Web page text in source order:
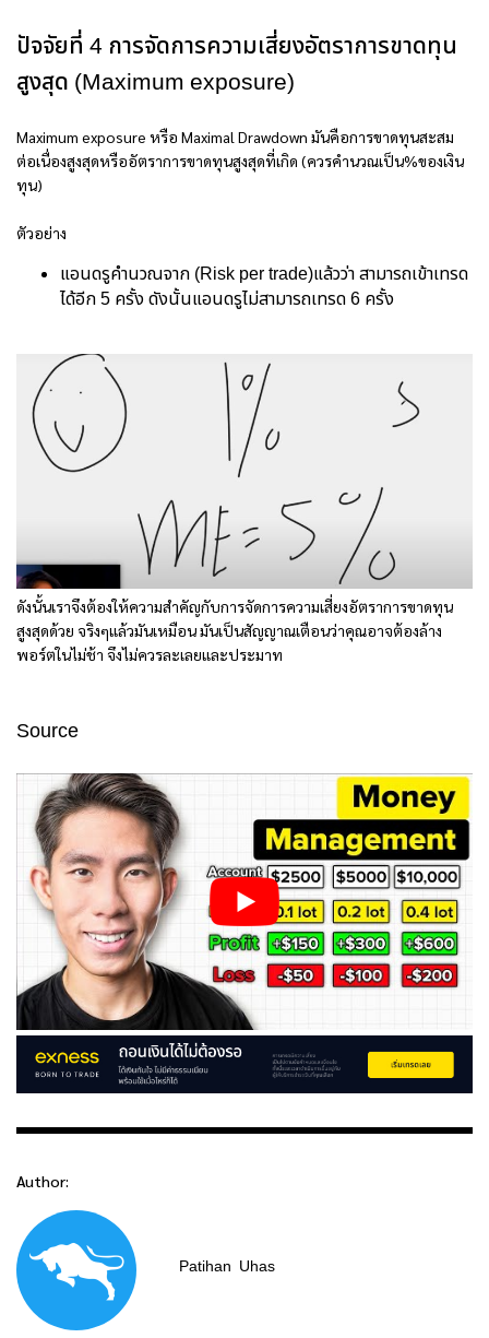
ปัจจัยที่ 4 การจัดการความเสี่ยงอัตราการขาดทุน
สูงสุด (Maximum exposure)
Maximum exposure หรือ Maximal Drawdown มันคือการขาดทุนสะสม
ต่อเนื่องสูงสุดหรืออัตราการขาดทุนสูงสุดที่เกิด (ควรคำนวณเป็น%ของเงิน
ทุน)
ตัวอย่าง
แอนดรูคำนวณจาก (Risk per trade)แล้วว่า สามารถเข้าเทรด
ได้อีก 5 ครั้ง ดังนั้นแอนดรูไม่สามารถเทรด 6 ครั้ง
ดังนั้นเราจึงต้องให้ความสำคัญกับการจัดการความเสี่ยงอัตราการขาดทุน
สูงสุดด้วย จริงๆแล้วมันเหมือน มันเป็นสัญญาณเตือนว่าคุณอาจต้องล้าง
พอร์ตในไม่ช้า จึงไม่ควรละเลยและประมาท
Source
Author:
Patihan Uhas